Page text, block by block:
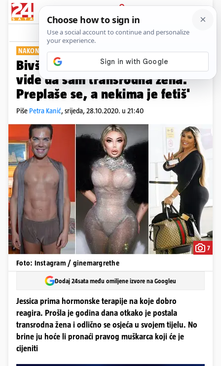
PRIJAVA
Show Komentari
NAKON TRANSFORMACIJE
Bivši 'ljudski Ken': 'Muškarci
vide da sam transrodna žena.
Preplaše se, a nekima je fetiš'
Piše Petra Kanić, srijeda, 28.10.2020. u 21:40
7
Foto: Instagram / ginemargrethe
Dodaj 24sata među omiljene izvore na Googleu
Jessica prima hormonske terapije na koje dobro
reagira. Prošla je godina dana otkako je postala
transrodna žena i odlično se osjeća u svojem tijelu. No
brine ju hoće li pronaći pravog muškarca koji će je
cijeniti